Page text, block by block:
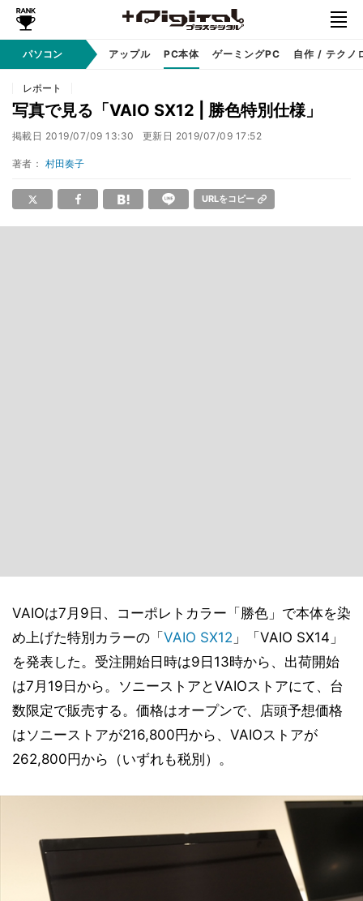
パソコンWindows アップル PC本体 ゲーミングPC 自作 / テクノ
レポート
写真で見る「VAIO SX12 | 勝色特別仕様」
掲載日 2019/07/09 13:30 更新日 2019/07/09 17:52
著者： 村田奏子
URLをコピー
VAIOは7月9日、コーポレトカラー「勝色」で本体を染
め上げた特別カラーの「 VAIO SX12 」「VAIO SX14」
を発表した。受注開始日時は9日13時から、出荷開始
は7月19日から。ソニーストアとVAIOストアにて、台
数限定で販売する。価格はオープンで、店頭予想価格
はソニーストアが216,800円から、VAIOストアが
262,800円から（いずれも税別）。